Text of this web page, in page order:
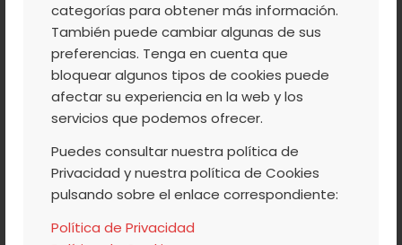
categorías para obtener más información.
También puede cambiar algunas de sus
preferencias. Tenga en cuenta que
bloquear algunos tipos de cookies puede
afectar su experiencia en la web y los
servicios que podemos ofrecer.
Puedes consultar nuestra política de
Privacidad y nuestra política de Cookies
pulsando sobre el enlace correspondiente:
Política de Privacidad
La Junta de Extremadura invitó a
Cooperativas Agrolimentarias de
Extremadura a un viaje a Bruselas para
contactar con diferentes departamentos,
para hacerles llegar temas de interés del
mundo cooperativo extremeño.